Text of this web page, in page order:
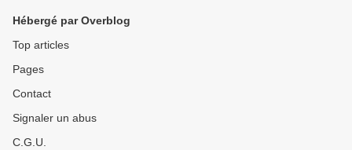
Hébergé par Overblog
Top articles
Pages
Contact
Signaler un abus
C.G.U.